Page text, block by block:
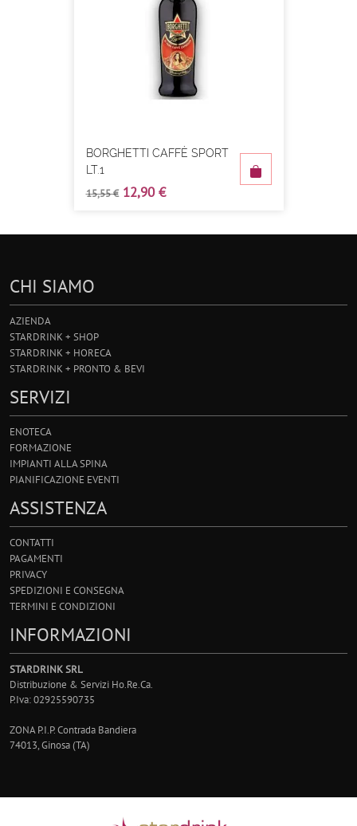
BORGHETTI CAFFÈ SPORT
LT.1
15,55 €12,90 €
CHI SIAMO
AZIENDA
STARDRINK + SHOP
STARDRINK + HORECA
STARDRINK + PRONTO & BEVI
SERVIZI
ENOTECA
FORMAZIONE
IMPIANTI ALLA SPINA
PIANIFICAZIONE EVENTI
ASSISTENZA
CONTATTI
PAGAMENTI
PRIVACY
SPEDIZIONI E CONSEGNA
TERMINI E CONDIZIONI
INFORMAZIONI
STARDRINK SRL
Distribuzione & Servizi Ho.Re.Ca.
P.Iva: 02925590735
ZONA P.I.P. Contrada Bandiera
74013, Ginosa (TA)